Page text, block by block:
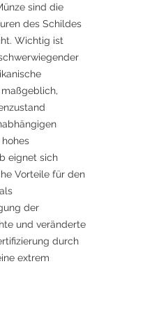
sind die
des Schildes
Wichtig ist
eignet sich
Vorteile für den
der
und veränderte
durch
extrem